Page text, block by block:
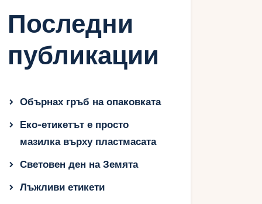
Последни
публикации
Обърнах гръб на опаковката
Еко-етикетът е просто
мазилка върху пластмасата
Световен ден на Земята
Лъжливи етикети